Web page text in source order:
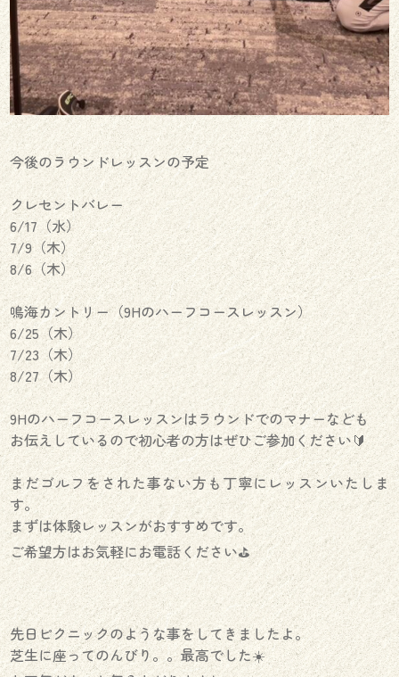
今後のラウンドレッスンの予定
クレセントバレー
6/17（水）
7/9（木）
8/6（木）
鳴海カントリー（9Hのハーフコースレッスン）
6/25（木）
7/23（木）
8/27（木）
9Hのハーフコースレッスンはラウンドでのマナーなども
お伝えしているので初心者の方はぜひご参加ください🔰
まだゴルフをされた事ない方も丁寧にレッスンいたしま
す。
まずは体験レッスンがおすすめです。
ご希望方はお気軽にお電話ください⛳️
先日ピクニックのような事をしてきましたよ。
芝生に座ってのんびり。。最高でした☀️